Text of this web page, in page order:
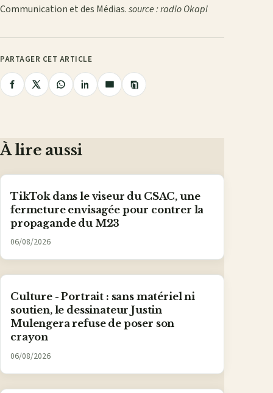
Communication et des Médias.source : radio Okapi
PARTAGER CET ARTICLE
PartagerPartagerPartagerPartagerPartager
Copier
le
À lire aussi
TikTok dans le viseur du CSAC, une
fermeture envisagée pour contrer la
propagande du M23
06/08/2026
Culture - Portrait : sans matériel ni
soutien, le dessinateur Justin
Mulengera refuse de poser son
crayon
06/08/2026